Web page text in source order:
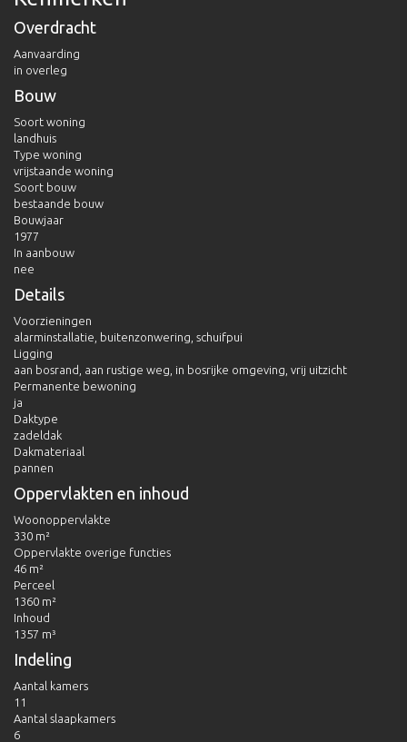
Overdracht
Aanvaarding
in overleg
Bouw
Soort woning
landhuis
Type woning
vrijstaande woning
Soort bouw
bestaande bouw
Bouwjaar
1977
In aanbouw
nee
Details
Voorzieningen
alarminstallatie, buitenzonwering, schuifpui
Ligging
aan bosrand, aan rustige weg, in bosrijke omgeving, vrij uitzicht
Permanente bewoning
ja
Daktype
zadeldak
Dakmateriaal
pannen
Oppervlakten en inhoud
Woonoppervlakte
330 m²
Oppervlakte overige functies
46 m²
Perceel
1360 m²
Inhoud
1357 m³
Indeling
Aantal kamers
11
Aantal slaapkamers
6